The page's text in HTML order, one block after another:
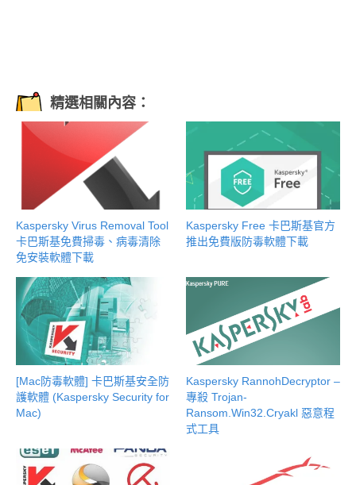
精選相關內容：
Kaspersky Virus Removal Tool
卡巴斯基免費掃毒、病毒清除
免安裝軟體下載
Kaspersky Free 卡巴斯基官方
推出免費版防毒軟體下載
[Mac防毒軟體] 卡巴斯基安全防
護軟體 (Kaspersky Security for
Mac)
Kaspersky RannohDecryptor –
專殺 Trojan-
Ransom.Win32.Cryakl 惡意程
式工具